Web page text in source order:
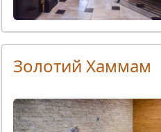
Золотий Хаммам